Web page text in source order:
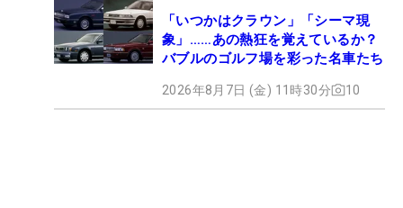
「いつかはクラウン」「シーマ現
象」……あの熱狂を覚えているか？
バブルのゴルフ場を彩った名車たち
2026年8月7日 (金) 11時30分 10